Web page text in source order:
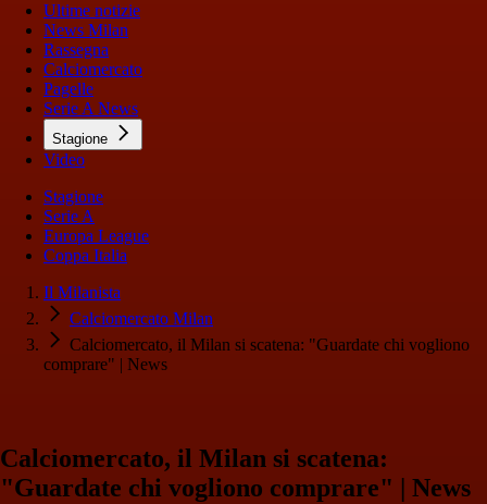
Ultime notizie
News Milan
Rassegna
Calciomercato
Pagelle
Serie A News
Stagione
Video
Stagione
Serie A
Europa League
Coppa Italia
Il Milanista
Calciomercato Milan
Calciomercato, il Milan si scatena: "Guardate chi vogliono
comprare" | News
Calciomercato, il Milan si scatena:
"Guardate chi vogliono comprare" | News